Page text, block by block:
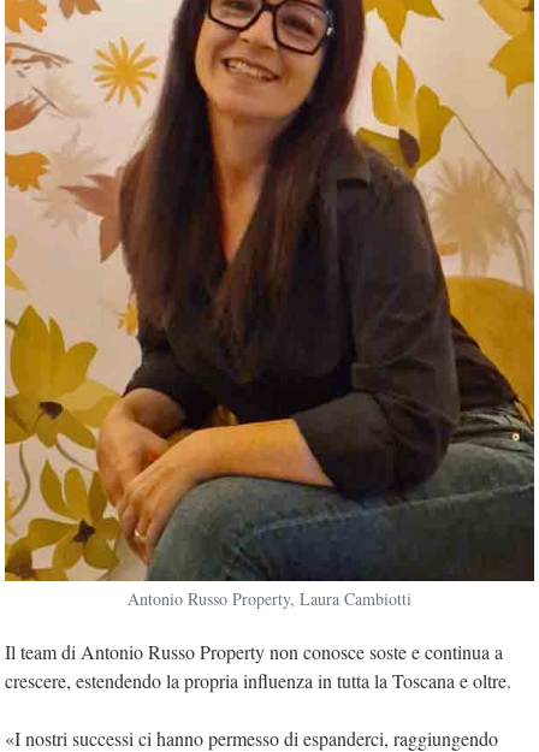
Antonio Russo Property, Laura Cambiotti
Il team di Antonio Russo Property non conosce soste e continua a
crescere, estendendo la propria influenza in tutta la Toscana e oltre.
«I nostri successi ci hanno permesso di espanderci, raggiungendo